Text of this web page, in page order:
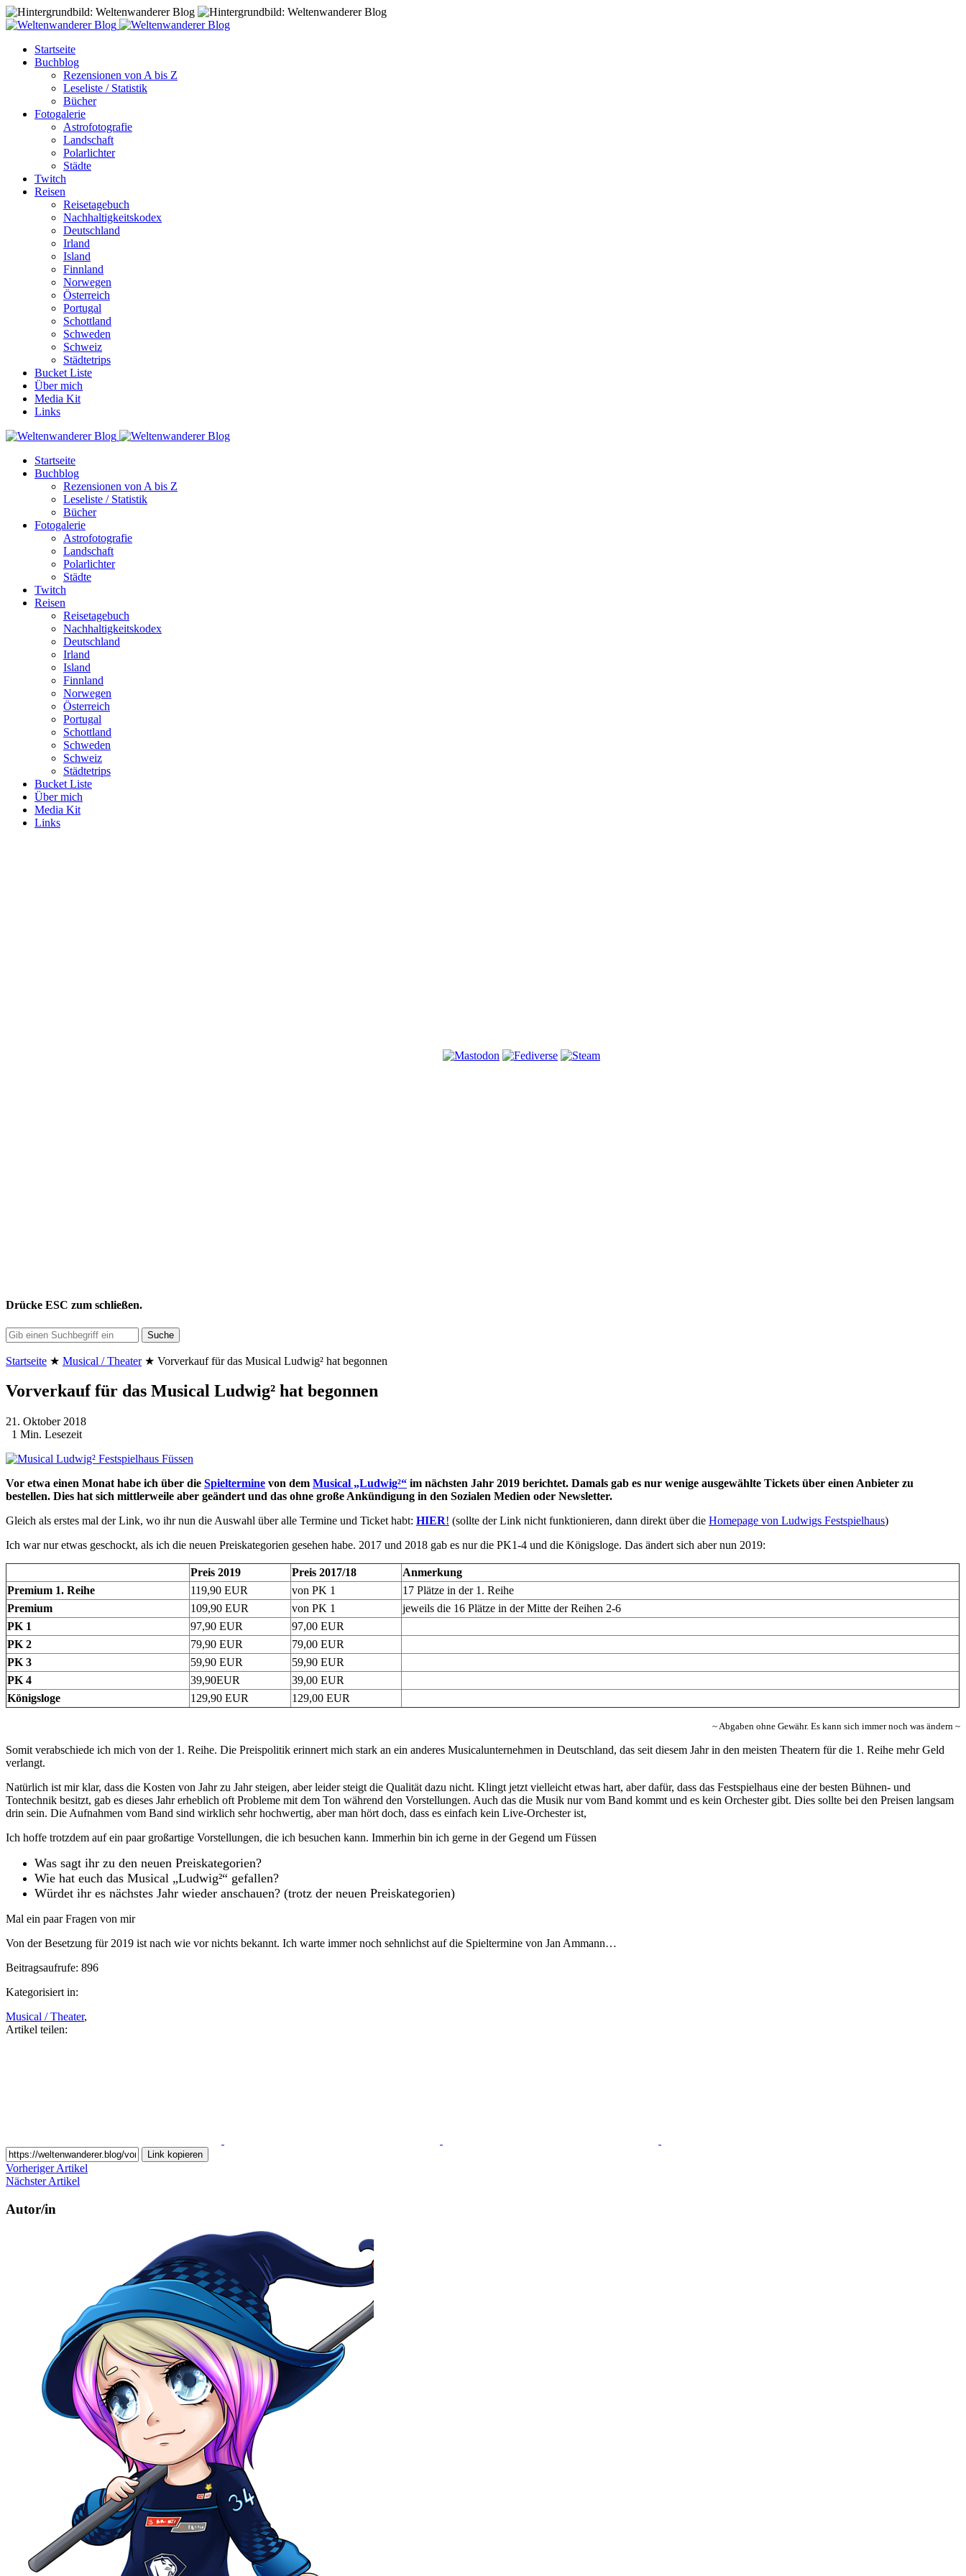
Startseite
Buchblog
Rezensionen von A bis Z
Leseliste / Statistik
Bücher
Fotogalerie
Astrofotografie
Landschaft
Polarlichter
Städte
Twitch
Reisen
Reisetagebuch
Nachhaltigkeitskodex
Deutschland
Irland
Island
Finnland
Norwegen
Österreich
Portugal
Schottland
Schweden
Schweiz
Städtetrips
Bucket Liste
Über mich
Media Kit
Links
Startseite
Buchblog
Rezensionen von A bis Z
Leseliste / Statistik
Bücher
Fotogalerie
Astrofotografie
Landschaft
Polarlichter
Städte
Twitch
Reisen
Reisetagebuch
Nachhaltigkeitskodex
Deutschland
Irland
Island
Finnland
Norwegen
Österreich
Portugal
Schottland
Schweden
Schweiz
Städtetrips
Bucket Liste
Über mich
Media Kit
Links
Drücke ESC zum schließen.
Suche
Startseite ★ Musical / Theater★ Vorverkauf für das Musical Ludwig² hat begonnen
Vorverkauf für das Musical Ludwig² hat begonnen
21. Oktober 2018
1 Min. Lesezeit
Vor etwa einen Monat habe ich über die Spieltermine von dem Musical „Ludwig²“ im nächsten Jahr 2019 berichtet. Damals gab es nur wenige ausgewählte Tickets über einen Anbieter zu
bestellen. Dies hat sich mittlerweile aber geändert und das ohne große Ankündigung in den Sozialen Medien oder Newsletter.
Gleich als erstes mal der Link, wo ihr nun die Auswahl über alle Termine und Ticket habt: HIER! (sollte der Link nicht funktionieren, dann direkt über die Homepage von Ludwigs Festspielhaus)
Ich war nur etwas geschockt, als ich die neuen Preiskategorien gesehen habe. 2017 und 2018 gab es nur die PK1-4 und die Königsloge. Das ändert sich aber nun 2019:
Preis 2019 Preis 2017/18
Anmerkung
Premium 1. Reihe
119,90 EUR von PK 1
17 Plätze in der 1. Reihe
Premium
109,90 EUR von PK 1
jeweils die 16 Plätze in der Mitte der Reihen 2-6
PK 1
97,90 EUR
97,00 EUR
PK 2
79,90 EUR
79,00 EUR
PK 3
59,90 EUR
59,90 EUR
PK 4
39,90EUR
39,00 EUR
Königsloge
129,90 EUR 129,00 EUR
~ Abgaben ohne Gewähr. Es kann sich immer noch was ändern ~
Somit verabschiede ich mich von der 1. Reihe. Die Preispolitik erinnert mich stark an ein anderes Musicalunternehmen in Deutschland, das seit diesem Jahr in den meisten Theatern für die 1. Reihe mehr Geld
verlangt.
Natürlich ist mir klar, dass die Kosten von Jahr zu Jahr steigen, aber leider steigt die Qualität dazu nicht. Klingt jetzt vielleicht etwas hart, aber dafür, dass das Festspielhaus eine der besten Bühnen- und
Tontechnik besitzt, gab es dieses Jahr erheblich oft Probleme mit dem Ton während den Vorstellungen. Auch das die Musik nur vom Band kommt und es kein Orchester gibt. Dies sollte bei den Preisen langsam
drin sein. Die Aufnahmen vom Band sind wirklich sehr hochwertig, aber man hört doch, dass es einfach kein Live-Orchester ist,
Ich hoffe trotzdem auf ein paar großartige Vorstellungen, die ich besuchen kann. Immerhin bin ich gerne in der Gegend um Füssen
Was sagt ihr zu den neuen Preiskategorien?
Wie hat euch das Musical „Ludwig²“ gefallen?
Würdet ihr es nächstes Jahr wieder anschauen? (trotz der neuen Preiskategorien)
Mal ein paar Fragen von mir
Von der Besetzung für 2019 ist nach wie vor nichts bekannt. Ich warte immer noch sehnlichst auf die Spieltermine von Jan Ammann…
Beitragsaufrufe: 896
Kategorisiert in:
Musical / Theater,
Artikel teilen:
Link kopieren
Vorheriger Artikel
Nächster Artikel
Autor/in